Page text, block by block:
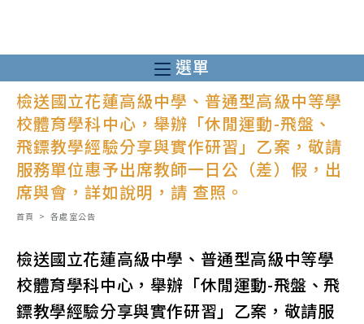
至
主
容
選單
檢送國立花蓮高級中學、普通型高級中等學
校體育學科中心，舉辦「休閒運動-飛盤、
飛鏢教學經驗分享與實作研習」乙案，敬請
服務單位惠予出席教師一日公（差）假，出
席與會，詳如說明，請 查照。
首頁 > 各處室公告
檢送國立花蓮高級中學、普通型高級中等學
校體育學科中心，舉辦「休閒運動-飛盤、飛
鏢教學經驗分享與實作研習」乙案，敬請服